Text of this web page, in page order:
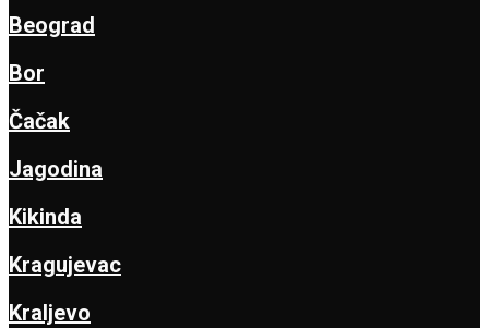
Beograd
Bor
Čačak
Jagodina
Kikinda
Kragujevac
Kraljevo